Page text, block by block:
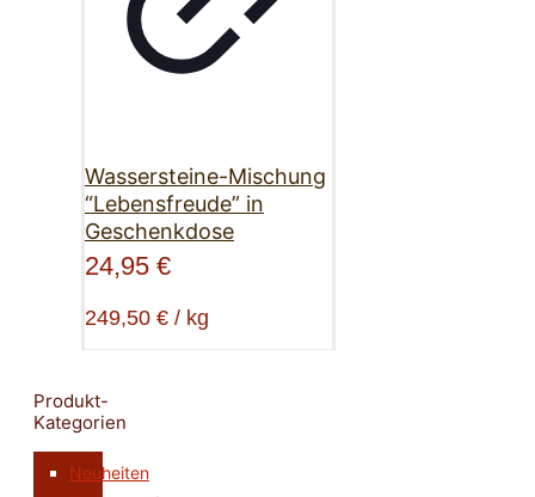
Wassersteine-Mischung
“Lebensfreude” in
Geschenkdose
24,95 €
249,50 € / kg
Produkt-
Kategorien
Neuheiten